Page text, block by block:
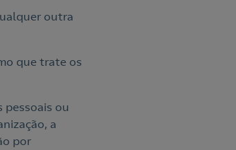
outra
que trate os
pessoais ou
a
por